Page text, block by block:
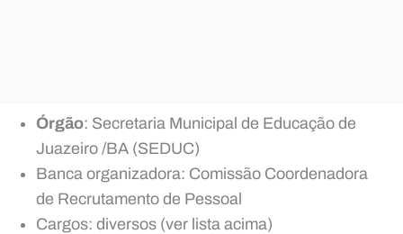
Órgão: Secretaria Municipal de Educação de
Juazeiro /BA (SEDUC)
Banca organizadora: Comissão Coordenadora
de Recrutamento de Pessoal
Cargos: diversos (ver lista acima)